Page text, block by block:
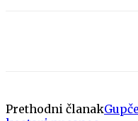
Prethodni članak